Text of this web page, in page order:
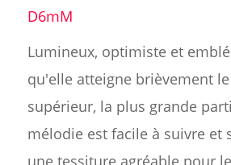
D6mM
Lumineux, optimiste et
qu'elle atteigne brièvement
supérieur, la plus grande
mélodie est facile à suivre et